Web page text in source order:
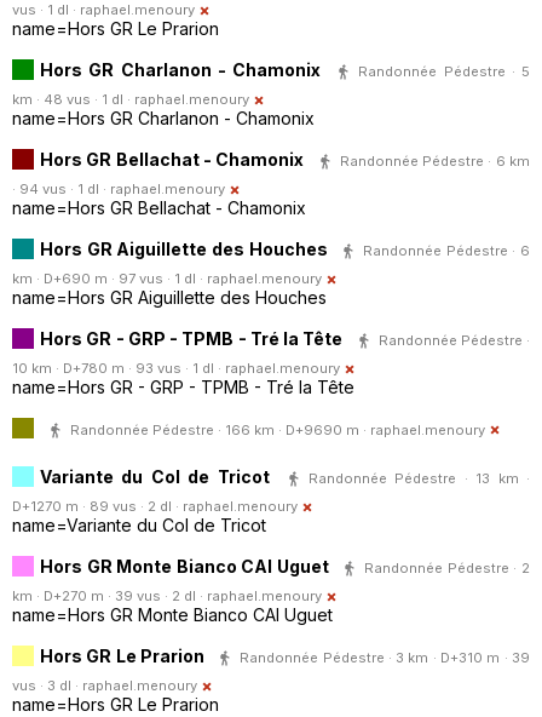
vus · 1 dl · raphael.menoury
name=Hors GR Le Prarion
Hors GR Charlanon - Chamonix
Randonnée Pédestre · 5
km · 48 vus · 1 dl · raphael.menoury
name=Hors GR Charlanon - Chamonix
Hors GR Bellachat - Chamonix
Randonnée Pédestre · 6 km
· 94 vus · 1 dl · raphael.menoury
name=Hors GR Bellachat - Chamonix
Hors GR Aiguillette des Houches
Randonnée Pédestre · 6
km · D+690 m · 97 vus · 1 dl · raphael.menoury
name=Hors GR Aiguillette des Houches
Hors GR - GRP - TPMB - Tré la Tête
Randonnée Pédestre ·
10 km · D+780 m · 93 vus · 1 dl · raphael.menoury
name=Hors GR - GRP - TPMB - Tré la Tête
Randonnée Pédestre · 166 km · D+9690 m · raphael.menoury
Variante du Col de Tricot
Randonnée Pédestre · 13 km ·
D+1270 m · 89 vus · 2 dl · raphael.menoury
name=Variante du Col de Tricot
Hors GR Monte Bianco CAI Uguet
Randonnée Pédestre · 2
km · D+270 m · 39 vus · 2 dl · raphael.menoury
name=Hors GR Monte Bianco CAI Uguet
Hors GR Le Prarion
Randonnée Pédestre · 3 km · D+310 m · 39
vus · 3 dl · raphael.menoury
name=Hors GR Le Prarion